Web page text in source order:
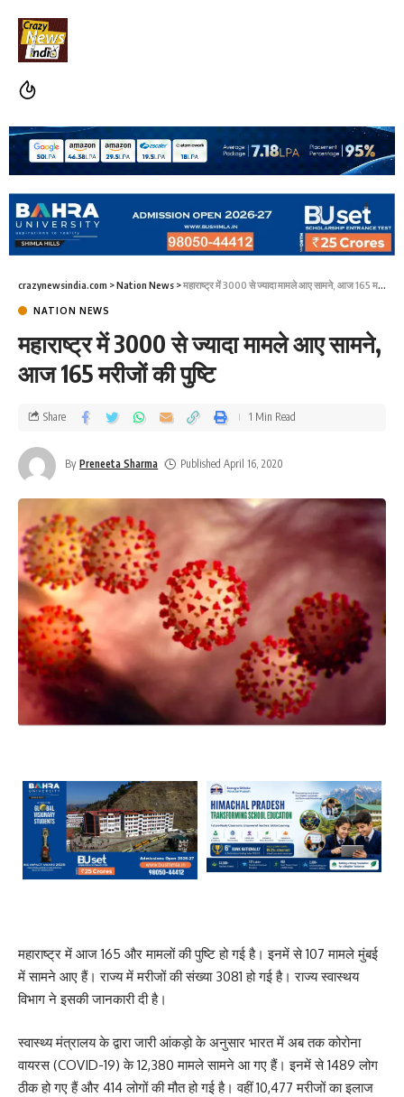
crazynewsindia.com >Nation News >महाराष्ट्र में 3000 से ज्यादा मामले आए सामने, आज 165 मरीजों की पुष्टि
NATION NEWS
महाराष्ट्र में 3000 से ज्यादा मामले आए सामने,
आज 165 मरीजों की पुष्टि
By Preneeta Sharma Published April 16, 2020
Share 1 Min Read
महाराष्ट्र में आज 165 और मामलों की पुष्टि हो गई है। इनमें से 107 मामले मुंबई
में सामने आए हैं। राज्य में मरीजों की संख्या 3081 हो गई है। राज्य स्वास्थय
विभाग ने इसकी जानकारी दी है।
स्वास्थ्य मंत्रालय के द्वारा जारी आंकड़ो के अनुसार भारत में अब तक कोरोना
वायरस (COVID-19) के 12,380 मामले सामने आ गए हैं। इनमें से 1489 लोग
ठीक हो गए हैं और 414 लोगों की मौत हो गई है। वहीं 10,477 मरीजों का इलाज